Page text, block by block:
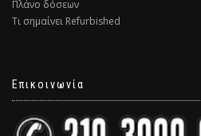
Πλάνο δόσεων
Τι σημαίνει Refurbished
Επικοινωνία